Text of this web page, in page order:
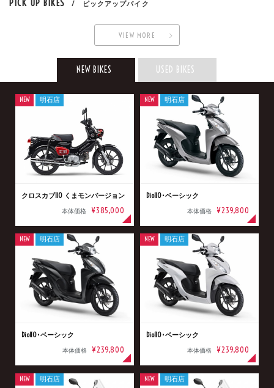
PICK UP BIKES / ピックアップバイク
VIEW MORE
NEW BIKES USED BIKES
クロスカブ110 くまモンバージョン
本体価格 ¥385,000
NEW 明石店
Dio110･ベーシック
本体価格 ¥239,800
NEW 明石店
Dio110･ベーシック
本体価格 ¥239,800
NEW 明石店
Dio110･ベーシック
本体価格 ¥239,800
NEW 明石店
NEW 明石店 NEW 明石店